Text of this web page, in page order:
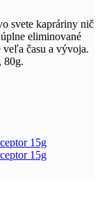
svete kapráriny nič
eliminované
času a vývoja.
80g.